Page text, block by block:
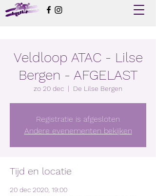
Veldloop ATAC - Lilse
Bergen - AFGELAST
zo 20 dec
  |
De Lilse Bergen
Registratie is afgesloten
Andere evenementen bekijken
Tijd en locatie
20 dec 2020, 19:00